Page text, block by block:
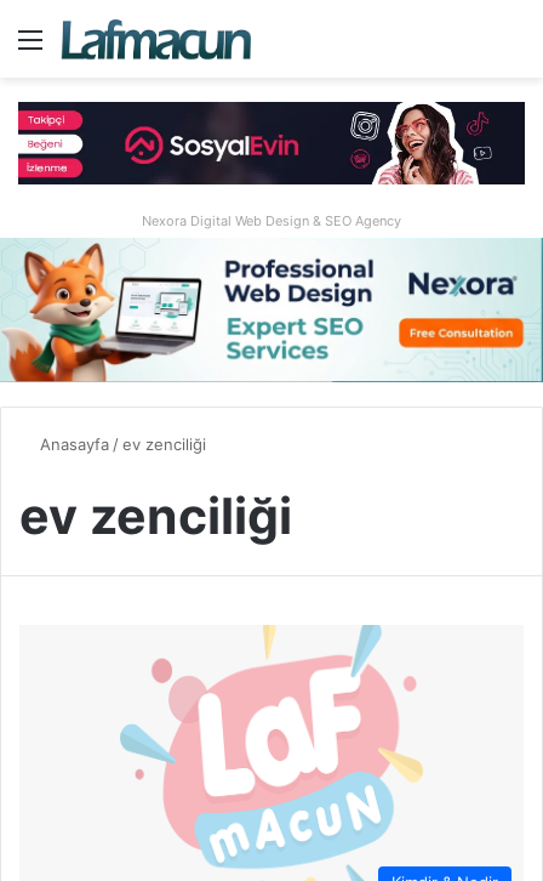
Menü
Nexora Digital Web Design & SEO Agency
Anasayfa/ev zenciliği
ev zenciliği